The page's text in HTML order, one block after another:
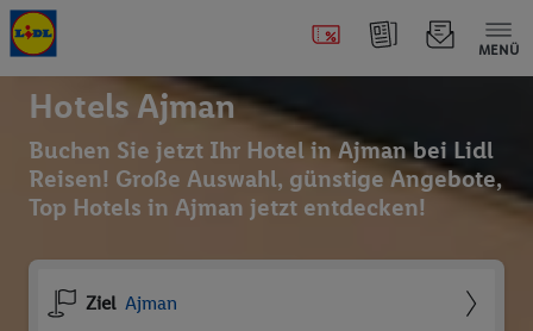
MENÜ
Hotels Ajman
Buchen Sie jetzt Ihr Hotel in Ajman bei Lidl
Reisen! Große Auswahl, günstige Angebote,
Top Hotels in Ajman jetzt entdecken!
Ziel Ajman